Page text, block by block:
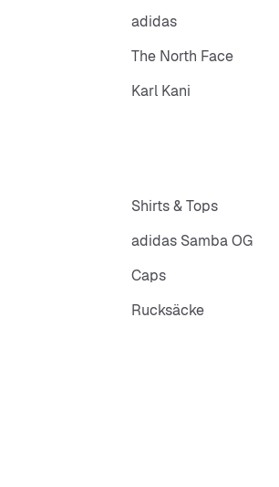
adidas
The North Face
Karl Kani
Shirts & Tops
adidas Samba OG
Caps
Rucksäcke